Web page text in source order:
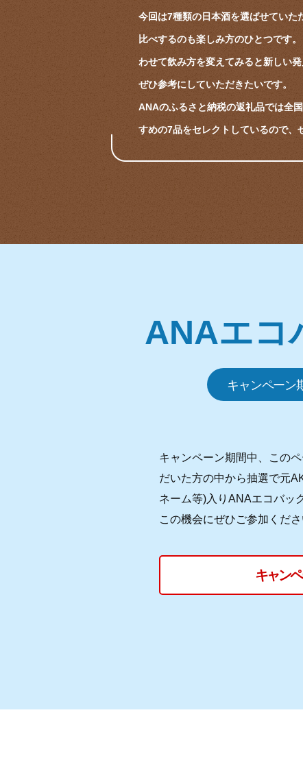
今回は7種類の日本酒を選ばせていた
比べするのも楽しみ方のひとつです
わせて飲み方を変えてみると新しい
ぜひ参考にしていただきたいです。
ANAのふるさと納税の返礼品では全
すめの7品をセレクトしているので、
ANAエコ
キャンペーン
キャンペーン期間中、この
だいた方の中から抽選で元
ネーム等)入りANAエコバッ
この機会にぜひご参加くださ
キャン